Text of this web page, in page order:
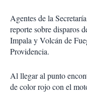
Agentes de la
reporte sobre disparos
Impala y Volcán de
Providencia.
Al llegar al punto
de color rojo con el